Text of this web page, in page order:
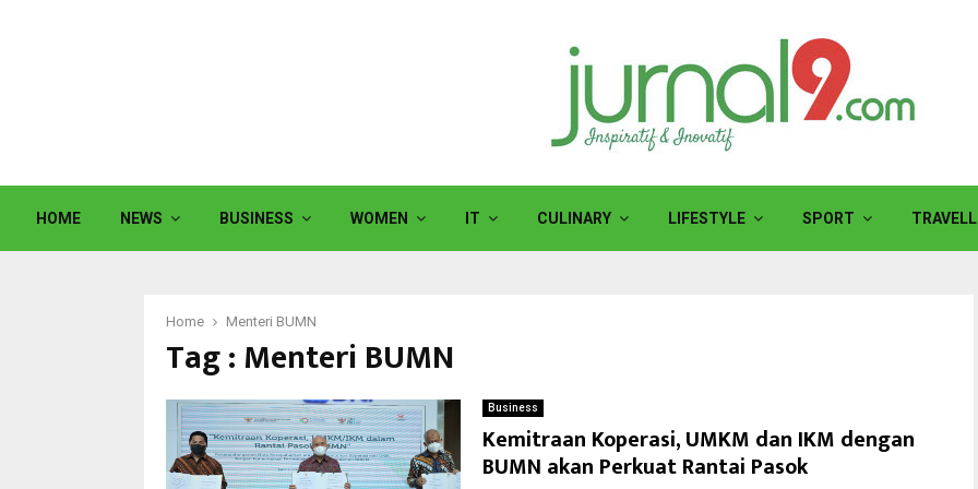
HOME NEWS BUSINESS WOMEN IT CULINARY LIFESTYLE SPORT
Home Menteri BUMN
Tag : Menteri BUMN
Business
Kemitraan Koperasi, UMKM dan IKM dengan
BUMN akan Perkuat Rantai Pasok